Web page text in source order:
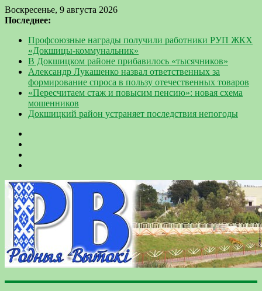
Воскресенье, 9 августа 2026
Последнее:
Профсоюзные награды получили работники РУП ЖКХ
«Докшицы-коммунальник»
В Докшицком районе прибавилось «тысячников»
Александр Лукашенко назвал ответственных за
формирование спроса в пользу отечественных товаров
«Пересчитаем стаж и повысим пенсию»: новая схема
мошенников
Докшицкий район устраняет последствия непогоды